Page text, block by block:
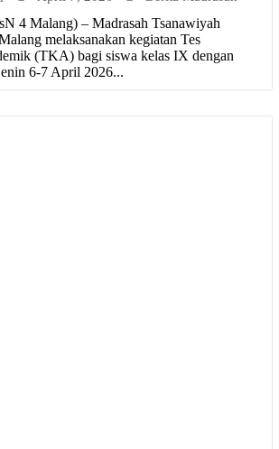
4 Malang) – Madrasah Tsanawiyah
melaksanakan kegiatan Tes
(TKA) bagi siswa kelas IX dengan
6-7 April 2026...